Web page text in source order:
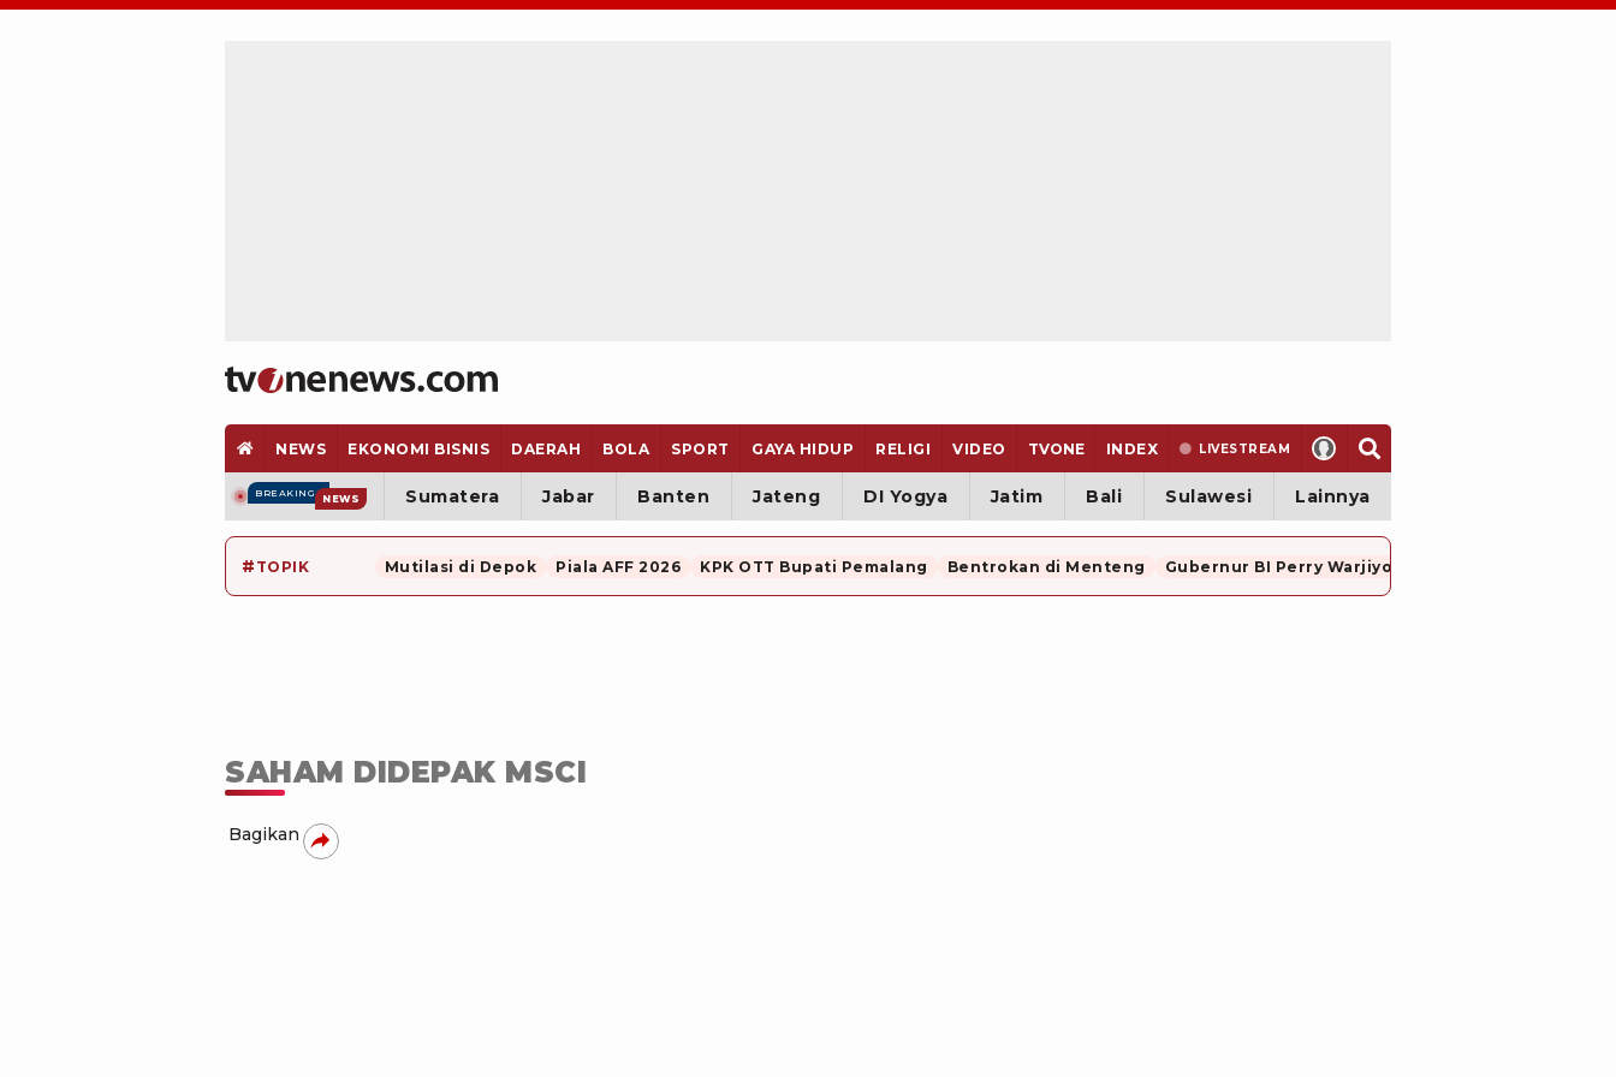
NEWS EKONOMI BISNIS DAERAH BOLA SPORT GAYA HIDUP RELIGI VIDEO TVONE INDEX LIVESTREAM
BREAKING NEWS Sumatera Jabar Banten Jateng DI Yogya Jatim Bali Sulawesi Lainnya
# TOPIK Mutilasi di Depok Piala AFF 2026 KPK OTT Bupati Pemalang Bentrokan di Menteng Gubernur BI Perry Warjiyo Mundur
SAHAM DIDEPAK MSCI
Bagikan